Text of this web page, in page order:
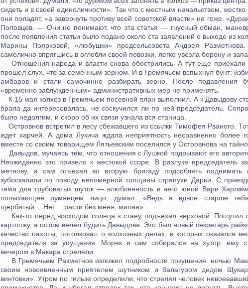
сидеть и в своей единоличности». Так что с местным начальством,
они поладят, «а завернуть противу всей советской власти» не гоже.
Половцев. — Они не понимают, что эта статья — гнусный обман,
после появления статьи было подано около ста заявлений о выходе из
Марины Поярковой, «любушки» предсельсовета Андрея
самолично впрягшись в оглобли своей повозки, легко увезла борону и
Отношения народа и власти снова обострились. А тут еще приехали
прошел слух, что за семенным зерном. И в Гремячьем вспыхнул бунт:
амбаров и стали самочинно разбирать зерно. После подавления
«временно заблужденным» административных мер не применять.
К 15 мая колхоз в Гремячьем посевной план выполнил. А к Давыдову
брала да интересовалась, не соскучился ли по ней председатель.
было недолгим, и скоро об их связи узнала вся станица.
Островнов встретил в лесу сбежавшего из ссылки Тимофея Рваного.
ждет харчей. А дома Лукича ждала неприятность несравненно более
вместе со своим товарищем Лятьевским поселился у Островнова на
Давыдов, мучаясь тем, что отношения с Лушкой подрывают его
Неожиданно это привело к жестокой ссоре. В разлуке председатель
метнову, а сам отъехал во вторую бригаду подсоблять
зубоскалили по поводу непомерной толщины стряпухи Дарьи. С
тема для грубоватых шуток — влюбленность в него юной Вари
полыхающее румянцем лицо, думал: «Ведь я вдвое старше
щербатый… Нет… расти без меня, милая».
Как-то перед восходом солнца к стану подъехал верховой. Пошутил
картошку, а потом велел будить Давыдова. Это был новый секретарь
качество пахоты, потолковал о колхозных делах, в которых оказался
председателя за упущения. Моряк и сам собирался на хутор: ему
вечером в Макара стреляли.
В Гремячьем Разметнов изложил подробности покушения: ночью
своим новоявленным приятелем шутником и балагуром дедом
винтовки». Утром по гильзе определили, что стрелял человек